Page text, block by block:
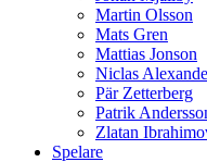
Martin Olsson
Mats Gren
Mattias Jonson
Niclas
Pär Zetterberg
Patrik
Zlatan
Spelare